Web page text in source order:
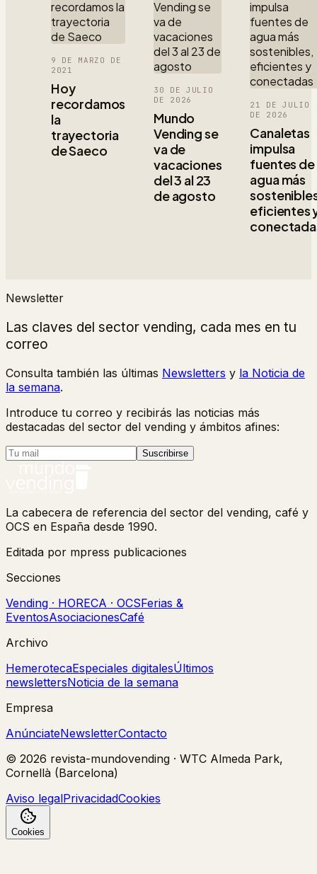
9 DE MARZO DE
2021
Hoy
recordamos
la
trayectoria
de Saeco
30 DE JULIO
DE 2026
Mundo
Vending se
va de
vacaciones
del 3 al 23
de agosto
21 DE JULIO
DE 2026
Canaletas
impulsa
fuentes de
agua más
eficientes
Newsletter
Las claves del sector vending, cada mes en tu
correo
Consulta también las últimas Newsletters y la Noticia de
la semana.
Introduce tu correo y recibirás las noticias más
destacadas del sector del vending y ámbitos afines:
Suscribirse
La cabecera de referencia del sector del vending, café y
OCS en España desde 1990.
Editada por mpress publicaciones
Secciones
Vending · HORECA · OCSFerias &
EventosAsociacionesCafé
Archivo
HemerotecaEspeciales digitalesÚltimos
newslettersNoticia de la semana
Empresa
AnúnciateNewsletterContacto
© 2026 revista-mundovending · WTC Almeda Park,
Cornellà (Barcelona)
Aviso legalPrivacidadCookies
Cookies